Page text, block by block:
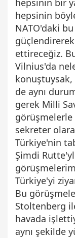
hepsinin
NATO'daki
ettireceğiz.
Vilnius'da
de aynı
gerek Milli
görüşmelerle
sekreter
Türkiye'nin
Şimdi
Türkiye'yi
Bu
Stoltenberg
havada
aynı şekilde